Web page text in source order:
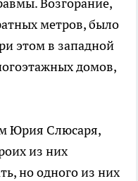
Возгорание,
метров, было
этом в западной
домов,
Юрия Слюсаря,
из них
но одного из них